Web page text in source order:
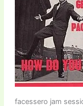
facessero jam